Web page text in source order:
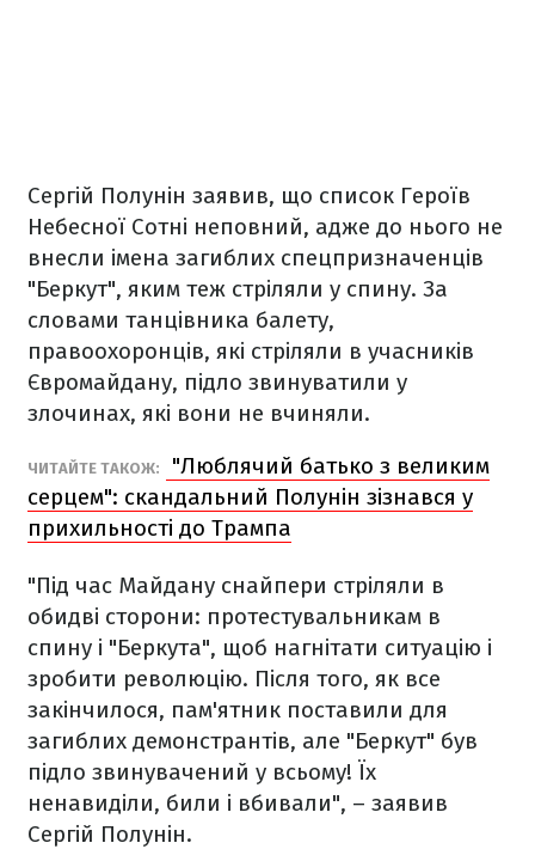
Сергій Полунін заявив, що список Героїв
Небесної Сотні неповний, адже до нього не
внесли імена загиблих спецпризначенців
"Беркут", яким теж стріляли у спину. За
словами танцівника балету,
правоохоронців, які стріляли в учасників
Євромайдану, підло звинуватили у
злочинах, які вони не вчиняли.
ЧИТАЙТЕ ТАКОЖ:
"Люблячий батько з великим
серцем": скандальний Полунін зізнався у
прихильності до Трампа
"Під час Майдану снайпери стріляли в
обидві сторони: протестувальникам в
спину і "Беркута", щоб нагнітати ситуацію і
зробити революцію. Після того, як все
закінчилося, пам'ятник поставили для
загиблих демонстрантів, але "Беркут" був
підло звинувачений у всьому! Їх
ненавиділи, били і вбивали", – заявив
Сергій Полунін.